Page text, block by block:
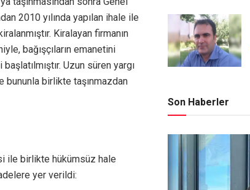
2010 yılında yapılan ihale ile
Kiralayan firmanın
bağışçıların emanetini
Uzun süren yargı
bununla birlikte taşınmazdan
ile birlikte hükümsüz hale
yer verildi:
Son Haberler